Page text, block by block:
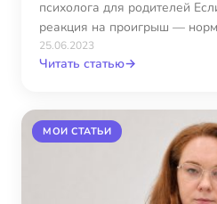
психолога для родителей
реакция на проигрыш —
их…
25.06.2023
Читать статью→
МОИ СТАТЬИ